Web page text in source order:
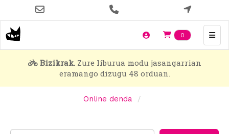
main
content
0 Items en
Bizikrak.Zure liburua modu jasangarrian
eramango dizugu 48 orduan.
Online denda